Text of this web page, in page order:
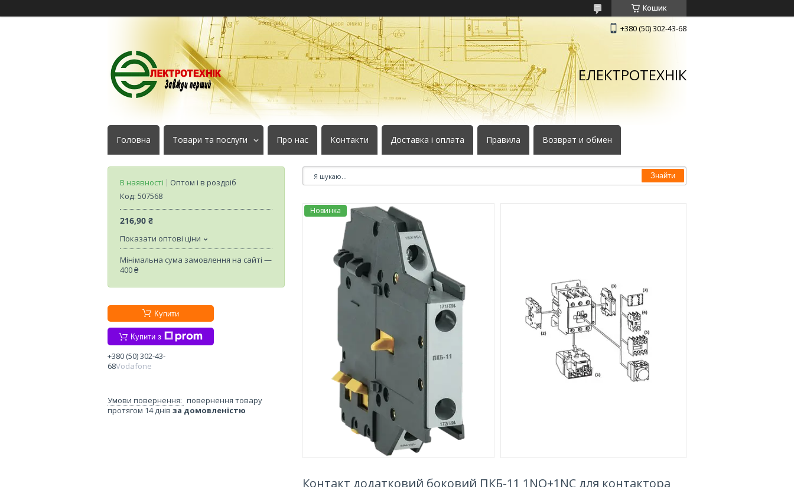
Кошик
+380 (50) 302-43-68
ЕЛЕКТРОТЕХНІК
Головна Товари та послуги Про нас Контакти Доставка і оплата Правила Возврат и обмен
Знайти
Новинка
Контакт додатковий боковий ПКБ-11 1NO+1NC для контактора
В наявності
Оптом і в роздріб
Код: 507568
216,90 ₴
Показати оптові ціни
Мінімальна сума замовлення на сайті —
400 ₴
Купити
Купити з
+380 (50) 302-43-
68Vodafone
повернення товару
протягом 14 днів за домовленістю